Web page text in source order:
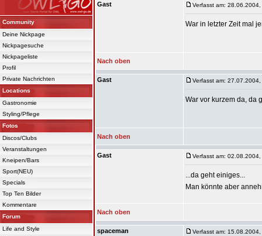
Community
Deine Nickpage
Nickpagesuche
Nickpageliste
Profil
Private Nachrichten
Locations
Gastronomie
Styling/Pflege
Fotos
Discos/Clubs
Veranstaltungen
Kneipen/Bars
Sport(NEU)
Specials
Top Ten Bilder
Kommentare
Forum
Life and Style
Gast
Verfasst am:
War in letzter Zeit mal
Nach oben
Gast Verfasst am:
War vor kurzem da, da
Nach oben
Gast Verfasst am:
...da geht einiges...
Man könnte aber
Nach oben
spaceman Verfasst am: